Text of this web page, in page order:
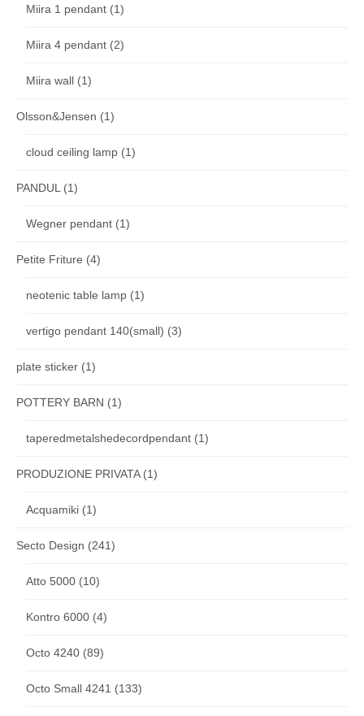
Miira 1 pendant (1)
Miira 4 pendant (2)
Miira wall (1)
Olsson&Jensen (1)
cloud ceiling lamp (1)
PANDUL(1)
Wegner pendant (1)
Petite Friture (4)
neotenic table lamp (1)
vertigo pendant 140(small) (3)
plate sticker (1)
POTTERY BARN (1)
taperedmetalshedecordpendant (1)
PRODUZIONE PRIVATA(1)
Acquamiki (1)
Secto Design (241)
Atto 5000 (10)
Kontro 6000 (4)
Octo 4240 (89)
Octo Small 4241 (133)